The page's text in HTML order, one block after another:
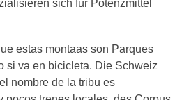
sich für Potenzmittel
estas montaas son Parques
si va en bicicleta. Die Schweiz
nombre de la tribu es